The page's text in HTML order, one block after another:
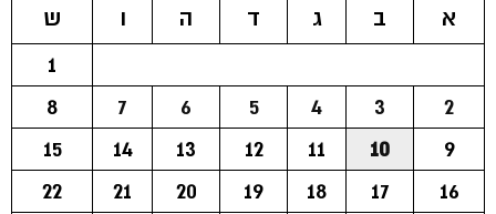
א
ב ג ד ה ו
ש
1
2
3
4
5
6
7
8
9
10
11
12
13
14
15
16
17
18
19
20
21
22